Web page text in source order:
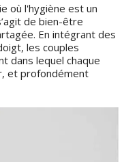
où l'hygiène est un
de bien-être
En intégrant des
les couples
dans lequel chaque
et profondément